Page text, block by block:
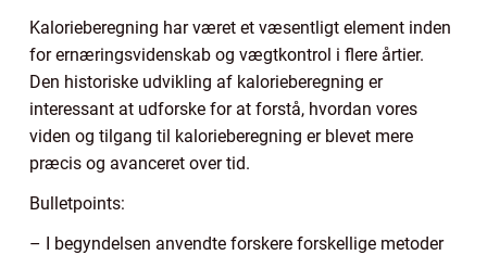
Kalorieberegning har været et væsentligt element inden
for ernæringsvidenskab og vægtkontrol i flere årtier.
Den historiske udvikling af kalorieberegning er
interessant at udforske for at forstå, hvordan vores
viden og tilgang til kalorieberegning er blevet mere
præcis og avanceret over tid.
Bulletpoints:
– I begyndelsen anvendte forskere forskellige metoder